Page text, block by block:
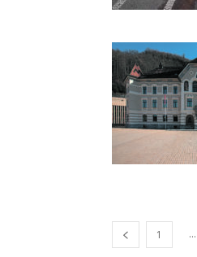
1 ...